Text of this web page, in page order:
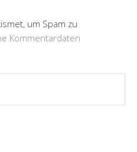
um Spam zu
Kommentardaten